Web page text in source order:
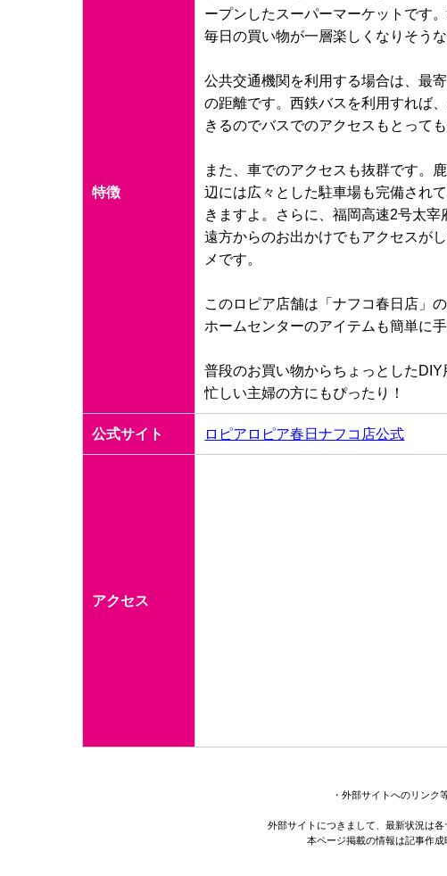
特徴
ープンしたスーパーマーケットです
毎日の買い物が一層楽しくなりそう
公共交通機関を利用する場合は、最
の距離です。西鉄バスを利用すれば
きるのでバスでのアクセスもとっても
また、車でのアクセスも抜群です。
辺には広々とした駐車場も完備され
きますよ。さらに、福岡高速2号太宰
遠方からのお出かけでもアクセスが
メです。
このロピア店舗は「ナフコ春日店」
ホームセンターのアイテムも簡単に
普段のお買い物からちょっとした
忙しい主婦の方にもぴったり！
公式サイト ロピアロピア春日ナフコ店公式
アクセス
・外部サイトへのリンク
外部サイトにつきまして、最新状況は各
本ページ掲載の情報は記事作成